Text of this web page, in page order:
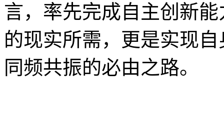
言，率先完成自主创新
的现实所需，更是实现
同频共振的必由之路。